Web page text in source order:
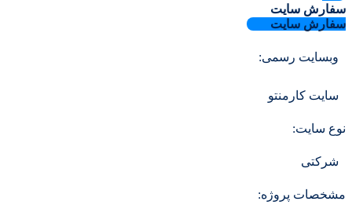
سفارش سایت
سفارش سایت
وبسایت رسمی:
سایت کارمنتو
نوع سایت:
شرکتی
مشخصات پروژه: